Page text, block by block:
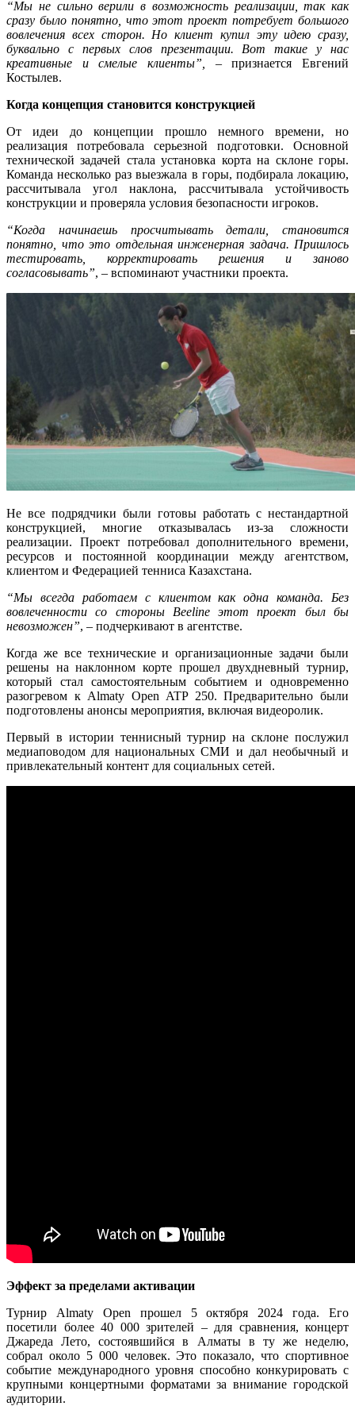
“Мы не сильно верили в возможность реализации, так как
сразу было понятно, что этот проект потребует большого
вовлечения всех сторон. Но клиент купил эту идею сразу,
буквально с первых слов презентации. Вот такие у нас
креативные и смелые клиенты”, –признается Евгений
Костылев.
Когда концепция становится конструкцией
От идеи до концепции прошло немного времени, но
реализация потребовала серьезной подготовки. Основной
технической задачей стала установка корта на склоне горы.
Команда несколько раз выезжала в горы, подбирала локацию,
рассчитывала угол наклона, рассчитывала устойчивость
конструкции и проверяла условия безопасности игроков.
“Когда начинаешь просчитывать детали, становится
понятно, что это отдельная инженерная задача. Пришлось
тестировать, корректировать решения и заново
согласовывать”, – вспоминают участники проекта.
Не все подрядчики были готовы работать с нестандартной
конструкцией, многие отказывалась из-за сложности
реализации. Проект потребовал дополнительного времени,
ресурсов и постоянной координации между агентством,
клиентом и Федерацией тенниса Казахстана.
“Мы всегда работаем с клиентом как одна команда. Без
вовлеченности со стороны Beeline этот проект был бы
невозможен”, – подчеркивают в агентстве.
Когда же все технические и организационные задачи были
решены на наклонном корте прошел двухдневный турнир,
который стал самостоятельным событием и одновременно
разогревом к Almaty Open ATP 250. Предварительно были
подготовлены анонсы мероприятия, включая видеоролик.
Первый в истории теннисный турнир на склоне послужил
медиаповодом для национальных СМИ и дал необычный и
привлекательный контент для социальных сетей.
Эффект за пределами активации
Турнир Almaty Open прошел 5 октября 2024 года. Его
посетили более 40 000 зрителей – для сравнения, концерт
Джареда Лето, состоявшийся в Алматы в ту же неделю,
собрал около 5 000 человек. Это показало, что спортивное
событие международного уровня способно конкурировать с
крупными концертными форматами за внимание городской
аудитории.